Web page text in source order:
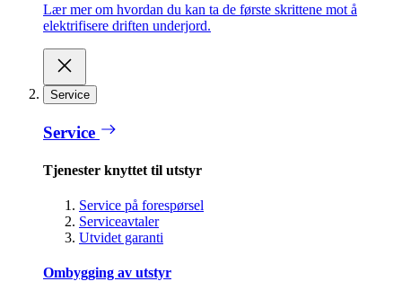
Lær mer om hvordan du kan ta de første skrittene mot å
elektrifisere driften underjord.
Service
Service
Tjenester knyttet til utstyr
Service på forespørsel
Serviceavtaler
Utvidet garanti
Ombygging av utstyr